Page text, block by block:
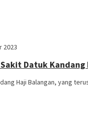
2023
Datuk
Haji Balangan, yang